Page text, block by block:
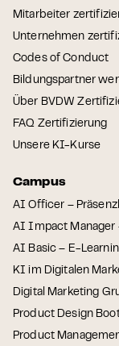
Mitarbeiter
Unternehmen
Codes of Conduct
Bildungspartner
Über BVDW
FAQ Zertifizierung
Unsere KI-Kurse
Campus
AI Officer –
AI Impact Manager
AI Basic – E-
KI im Digitalen
Digital Marketing
Product Design
Product